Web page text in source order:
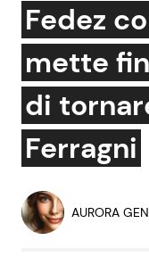
News e
Attualità Italiana
Dal Mondo
Economia
Persone
Fedez
mette
di
Ferragni
AURORA